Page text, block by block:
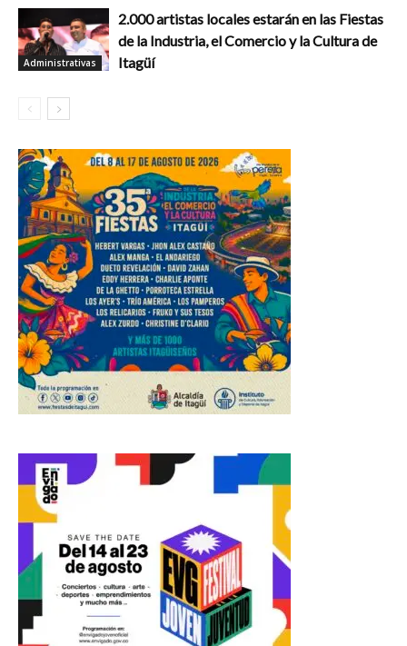
Administrativas
2.000 artistas locales estarán en las Fiestas
de la Industria, el Comercio y la Cultura de
Itagüí